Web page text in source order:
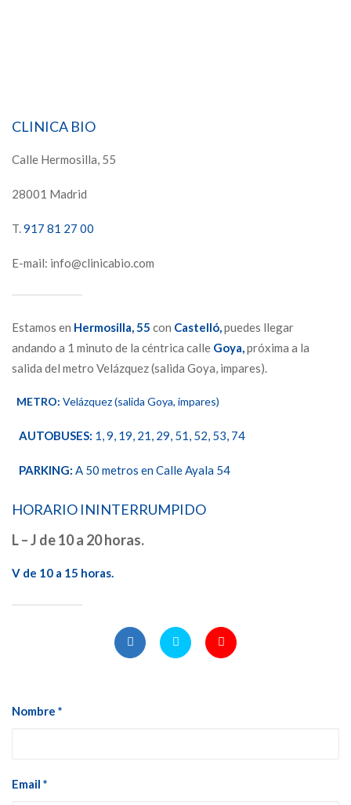
CLINICA BIO
Calle Hermosilla, 55
28001 Madrid
T.917 81 27 00
E-mail: info@clinicabio.com
Estamos en Hermosilla,55 con Castelló,puedes llegar
andando a 1 minuto de la céntrica calle Goya,próxima a la
salida del metro Velázquez (salida Goya, impares).
METRO: Velázquez (salida Goya, impares)
AUTOBUSES: 1, 9, 19, 21, 29, 51, 52, 53, 74
PARKING: A 50 metros en Calle Ayala 54
HORARIO ININTERRUMPIDO
L – J de 10 a 20 horas.
V de 10 a 15 horas.
Nombre *
Email *